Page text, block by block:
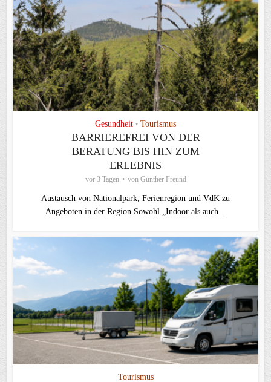
Gesundheit • Tourismus
BARRIEREFREI VON DER
BERATUNG BIS HIN ZUM
ERLEBNIS
vor 3 Tagen von Günther Freund
Austausch von Nationalpark, Ferienregion und VdK zu
Angeboten in der Region Sowohl „Indoor als auch...
Tourismus